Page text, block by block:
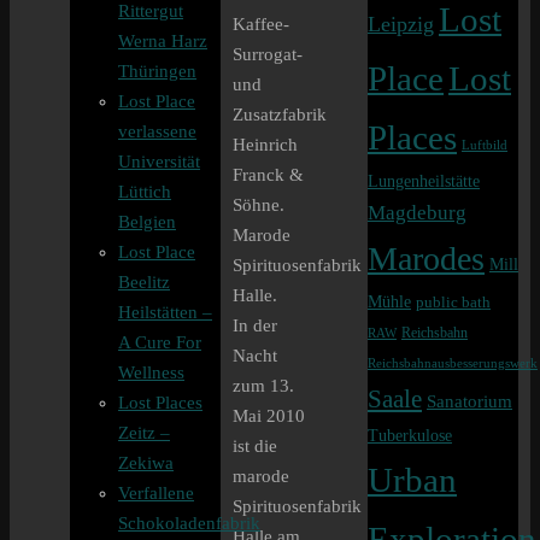
Kaffee-
Surrogat-
und
Zusatzfabrik
Heinrich
Franck &
Söhne.
Marode
Spirituosenfabrik
Halle.
In der
Nacht
zum 13.
Mai 2010
ist die
marode
Spirituosenfabrik
Rittergut
Werna Harz
Thüringen
Lost Place
verlassene
Universität
Lüttich
Belgien
Lost Place
Beelitz
Heilstätten –
A Cure For
Wellness
Lost Places
Zeitz –
Zekiwa
Verfallene
Schokoladenfabrik
Leipzig Lost
PlaceLost
Places Luftbild
Lungenheilstätte
Magdeburg
Marodes Mill
Mühle public bath
RAW Reichsbahn
Reichsbahnausbesserungswerk
Saale Sanatorium
Tuberkulose
Urban